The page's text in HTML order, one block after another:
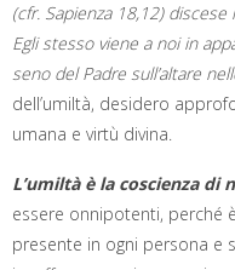
(cfr. Sapienza 18,12)
Egli stesso viene a noi in
seno del Padre sull’altare
dell’umiltà, desidero
umana e virtù divina.
L’umiltà è la coscienza di
essere onnipotenti, perché
presente in ogni persona e